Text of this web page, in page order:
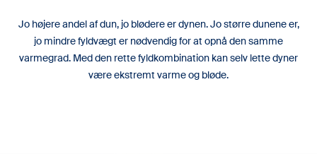
Jo højere andel af dun, jo blødere er dynen. Jo større dunene er,
jo mindre fyldvægt er nødvendig for at opnå den samme
varmegrad. Med den rette fyldkombination kan selv lette dyner
være ekstremt varme og bløde.